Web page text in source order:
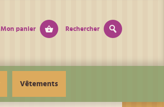
Mon panier Rechercher
Vêtements